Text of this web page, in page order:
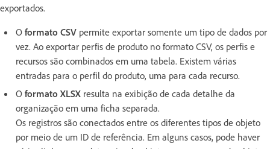
exportados.
O formato CSV permite exportar somente um tipo de dados por
vez. Ao exportar perfis de produto no formato CSV, os perfis e
recursos são combinados em uma tabela. Existem várias
entradas para o perfil do produto, uma para cada recurso.
O formato XLSX resulta na exibição de cada detalhe da
organização em uma ficha separada.
Os registros são conectados entre os diferentes tipos de objeto
por meio de um ID de referência. Em alguns casos, pode haver